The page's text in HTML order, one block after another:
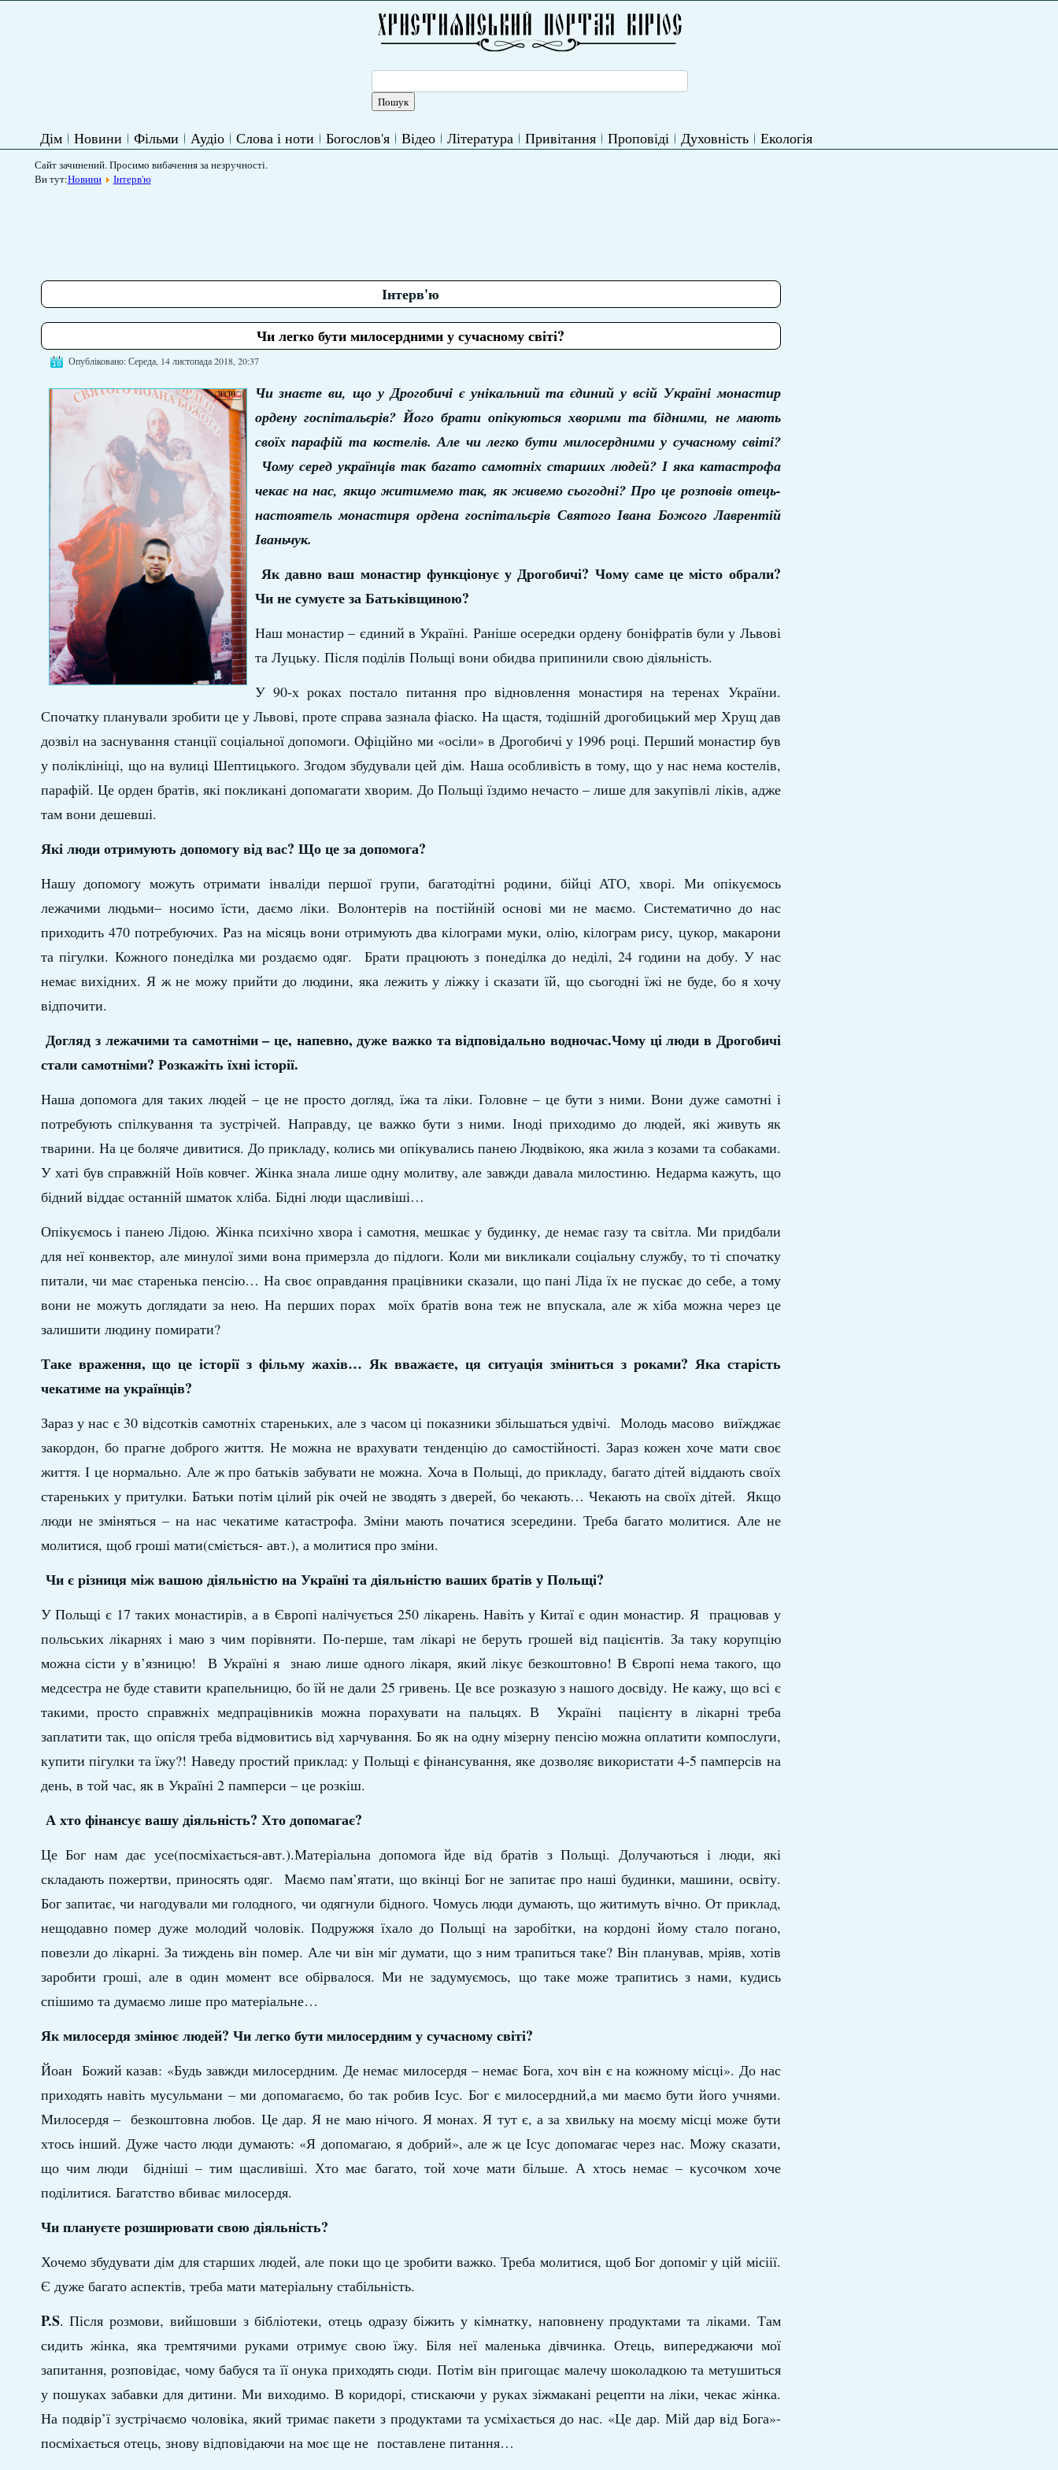
Дім Новини Фільми Аудіо Слова і ноти Богослов'я Відео Література Привітання Проповіді Духовність Екологія
Сайт зачинений. Просимо вибачення за незручності.
Ви тут:Новини Інтерв'ю
Інтерв'ю
Чи легко бути милосердними у сучасному світі?
Опубліковано: Середа, 14 листопада 2018, 20:37
Чи знаєте ви, що у Дрогобичі є унікальний та єдиний у всій Україні монастир
ордену госпітальєрів? Його брати опікуються хворими та бідними, не мають
своїх парафій та костелів. Але чи легко бути милосердними у сучасному світі?
Чому серед українців так багато самотніх старших людей? І яка катастрофа
чекає на нас, якщо житимемо так, як живемо сьогодні? Про церозповів отець-
настоятель монастиря ордена госпітальєрів Святого Івана Божого Лаврентій
Іваньчук.
Як давно ваш монастир функціонує у Дрогобичі? Чому саме це місто обрали?
Чи не сумуєте за Батьківщиною?
Наш монастир – єдиний в Україні. Раніше осередки ордену боніфратів були у Львові
та Луцьку. Після поділів Польщі вони обидва припинили свою діяльність.
У 90-х роках постало питання про відновлення монастиря на теренах України.
Спочатку планували зробити це у Львові, проте справа зазнала фіаско. На щастя, тодішній дрогобицький мер Хрущ дав
дозвіл на заснування станції соціальної допомоги. Офіційно ми «осіли» в Дрогобичі у 1996 році. Перший монастир був
у поліклініці, що на вулиці Шептицького. Згодом збудували цей дім. Наша особливість в тому, що у нас нема костелів,
парафій. Це орден братів, які покликані допомагати хворим. До Польщі їздимо нечасто – лише для закупівлі ліків, адже
там вони дешевші.
Які люди отримують допомогу від вас? Що це за допомога?
Нашу допомогу можуть отримати інваліди першої групи, багатодітні родини, бійці АТО, хворі. Ми опікуємось
лежачими людьми– носимо їсти, даємо ліки. Волонтерів на постійній основі ми не маємо. Систематично до нас
приходить 470 потребуючих. Раз на місяць вони отримують два кілограми муки, олію, кілограм рису, цукор, макарони
та пігулки. Кожного понеділка ми роздаємо одяг. Брати працюють з понеділка до неділі, 24 години на добу. У нас
немає вихідних. Я ж не можу прийти до людини, яка лежить у ліжку і сказати їй, що сьогодні їжі не буде, бо я хочу
відпочити.
Догляд з лежачими та самотніми – це, напевно, дуже важко та відповідально водночас.Чому ці люди в Дрогобичі
стали самотніми? Розкажіть їхні історії.
Наша допомога для таких людей – це не просто догляд, їжа та ліки. Головне – це бути з ними. Вони дуже самотні і
потребують спілкування та зустрічей. Направду, це важко бути з ними. Іноді приходимо до людей, які живуть як
тварини. На це боляче дивитися. До прикладу, колись ми опікувались панею Людвікою, яка жила з козами та собаками.
У хаті був справжній Ноїв ковчег. Жінка знала лише одну молитву, але завжди давала милостиню. Недарма кажуть, що
бідний віддає останній шматок хліба. Бідні люди щасливіші…
Опікуємось і панею Лідою. Жінка психічно хвора і самотня, мешкає у будинку, де немає газу та світла. Ми придбали
для неї конвектор, але минулої зими вона примерзла до підлоги. Коли ми викликали соціальну службу, то ті спочатку
питали, чи має старенька пенсію… На своє оправдання працівники сказали, що пані Ліда їх не пускає до себе, а тому
вони не можуть доглядати за нею. На перших порах моїх братів вона теж не впускала, але ж хіба можна через це
залишити людину помирати?
Таке враження, що це історії з фільму жахів… Як вважаєте, ця ситуація зміниться з роками? Яка старість
чекатиме на українців?
Зараз у нас є 30 відсотків самотніх стареньких, але з часом ці показники збільшаться удвічі. Молодь масово виїжджає
закордон, бо прагне доброго життя. Не можна не врахувати тенденцію до самостійності. Зараз кожен хоче мати своє
життя. І це нормально. Але ж про батьків забувати не можна. Хоча в Польщі, до прикладу, багато дітей віддають своїх
стареньких у притулки. Батьки потім цілий рік очей не зводять з дверей, бо чекають… Чекають на своїх дітей. Якщо
люди не зміняться – на нас чекатиме катастрофа. Зміни мають початися зсередини. Треба багато молитися. Але не
молитися, щоб гроші мати(сміється- авт.), а молитися про зміни.
Чи є різниця між вашою діяльністю на Україні та діяльністю ваших братів у Польщі?
У Польщі є 17 таких монастирів, а в Європі налічується 250 лікарень. Навіть у Китаї є один монастир. Я працював у
польських лікарнях і маю з чим порівняти. По-перше, там лікарі не беруть грошей від пацієнтів. За таку корупцію
можна сісти у в’язницю! В Україні я знаю лише одного лікаря, який лікує безкоштовно! В Європі нема такого, що
медсестра не буде ставити крапельницю, бо їй не дали 25 гривень. Це все розказую з нашого досвіду. Не кажу, що всі є
такими, просто справжніх медпрацівників можна порахувати на пальцях. В Україні пацієнту в лікарні треба
заплатити так, що опісля треба відмовитись від харчування. Бо як на одну мізерну пенсію можна оплатити компослуги,
купити пігулки та їжу?! Наведу простий приклад: у Польщі є фінансування, яке дозволяє використати 4-5 памперсів на
день, в той час, як в Україні 2 памперси – це розкіш.
А хто фінансує вашу діяльність? Хто допомагає?
Це Бог нам дає усе(посміхається-авт.).Матеріальна допомога йде від братів з Польщі. Долучаються і люди, які
складають пожертви, приносять одяг. Маємо пам’ятати, що вкінці Бог не запитає про наші будинки, машини, освіту.
Бог запитає, чи нагодували ми голодного, чи одягнули бідного. Чомусь люди думають, що житимуть вічно. От приклад,
нещодавно помер дуже молодий чоловік. Подружжя їхало до Польщі на заробітки, на кордоні йому стало погано,
повезли до лікарні. За тиждень він помер. Але чи він міг думати, що з ним трапиться таке? Він планував, мріяв, хотів
заробити гроші, але в один момент все обірвалося. Ми не задумуємось, що таке може трапитись з нами, кудись
спішимо та думаємо лише про матеріальне…
Як милосердя змінює людей? Чи легко бути милосердним у сучасному світі?
Йоан Божий казав: «Будь завжди милосердним. Де немає милосердя – немає Бога, хоч він є на кожному місці». До нас
приходять навіть мусульмани – ми допомагаємо, бо так робив Ісус. Бог є милосердний,а ми маємо бути його учнями.
Милосердя – безкоштовна любов. Це дар. Я не маю нічого. Я монах. Я тут є, а за хвильку на моєму місці може бути
хтось інший. Дуже часто люди думають: «Я допомагаю, я добрий», але ж це Ісус допомагає через нас. Можу сказати,
що чим люди бідніші – тим щасливіші. Хто має багато, той хоче мати більше. А хтось немає – кусочком хоче
поділитися. Багатство вбиває милосердя.
Чи плануєте розширювати свою діяльність?
Хочемо збудувати дім для старших людей, але поки що це зробити важко. Треба молитися, щоб Бог допоміг у цій місіії.
Є дуже багато аспектів, треба мати матеріальну стабільність.
P.S. Після розмови, вийшовши з бібліотеки, отець одразу біжить у кімнатку, наповнену продуктами та ліками. Там
сидить жінка, яка тремтячими руками отримує свою їжу. Біля неї маленька дівчинка. Отець, випереджаючи мої
запитання, розповідає, чому бабуся та її онука приходять сюди. Потім він пригощає малечу шоколадкою та метушиться
у пошуках забавки для дитини. Ми виходимо. В коридорі, стискаючи у руках зіжмакані рецепти на ліки, чекає жінка.
На подвір’ї зустрічаємо чоловіка, який тримає пакети з продуктами та усміхається до нас. «Це дар. Мій дар від Бога»-
посміхається отець, знову відповідаючи на моє ще не поставлене питання…